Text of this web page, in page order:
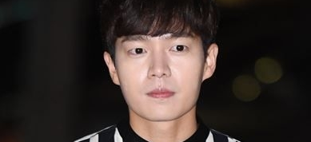
스포츠 라이프 포토